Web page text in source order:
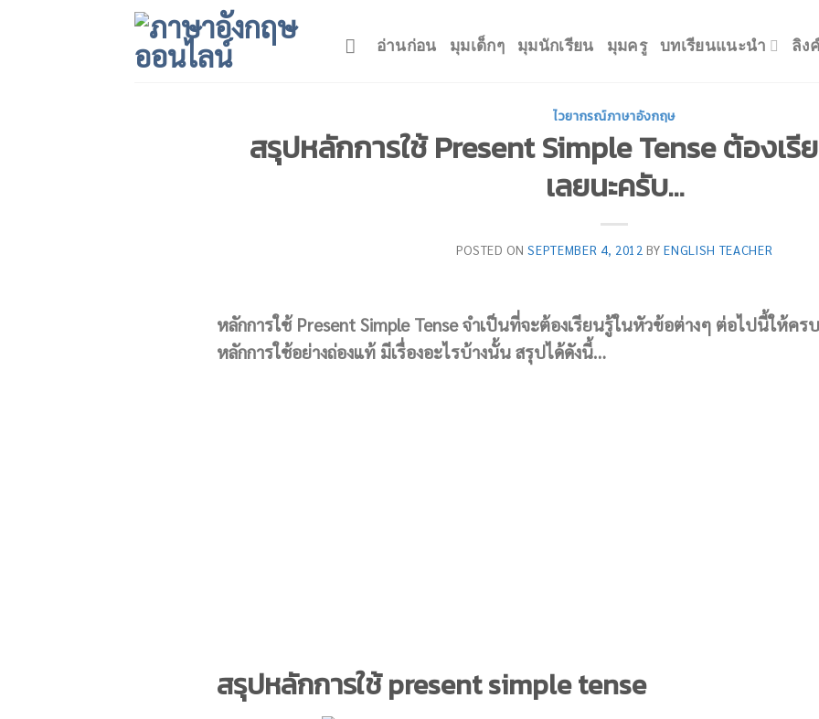
อ่านก่อน มุมเด็กๆ มุมนักเรียน มุมครู บทเรียนแนะนำ ลิง
ไวยากรณ์ภาษาอังกฤษ
สรุปหลักการใช้ Present Simple Tense ต้องเรี
เลยนะครับ…
POSTED ONSEPTEMBER 4, 2012 BYENGLISH TEACHER
หลักการใช้ Present Simple Tense จำเป็นที่จะต้องเรียนรู้ในหัวข้อต่างๆ ต่อไปนี้ให้ครบ
หลักการใช้อย่างถ่องแท้ มีเรื่องอะไรบ้างนั้น สรุปได้ดังนี้…
สรุปหลักการใช้ present simple tense